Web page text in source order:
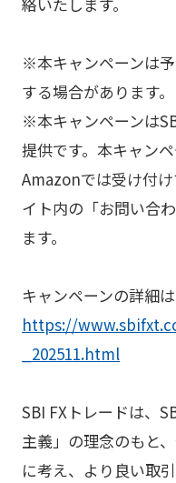
※本キャンペーンは
する場合があります。
※本キャンペーンは
提供です。本キャン
Amazonでは受け付
イト内の「お問い合
ます。
キャンペーンの詳細
https://
_202511.html
SBI FXトレードは、
主義」の理念のもと
に考え、より良い取